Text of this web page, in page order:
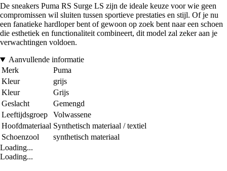
De sneakers Puma RS Surge LS zijn de ideale keuze voor wie geen
compromissen wil sluiten tussen sportieve prestaties en stijl. Of je nu
een fanatieke hardloper bent of gewoon op zoek bent naar een schoen
die esthetiek en functionaliteit combineert, dit model zal zeker aan je
verwachtingen voldoen.
Aanvullende informatie
Merk
Puma
Kleur
grijs
Kleur
Grijs
Geslacht
Gemengd
Leeftijdsgroep
Volwassene
Hoofdmateriaal Synthetisch materiaal / textiel
Schoenzool
synthetisch materiaal
Loading...
Loading...